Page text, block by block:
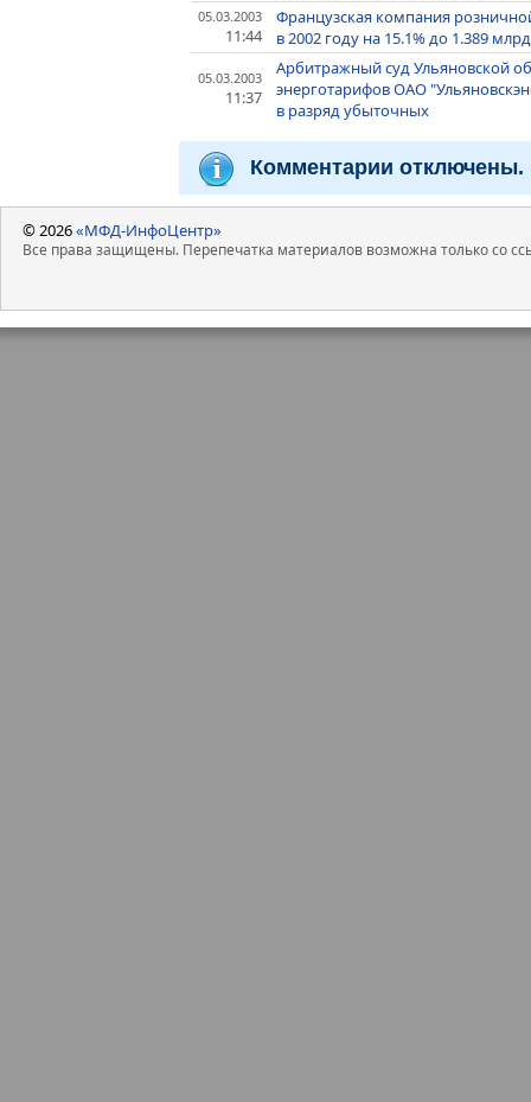
05.03.2003
11:44
Французская компания
в 2002 году на 15.1% до 1.389
05.03.2003
11:37
Арбитражный суд Ульяновской
энерготарифов ОАО
в разряд убыточных
Комментарии отключены.
© 2026«МФД-ИнфоЦентр»
Все права защищены. Перепечатка материалов возможна только со